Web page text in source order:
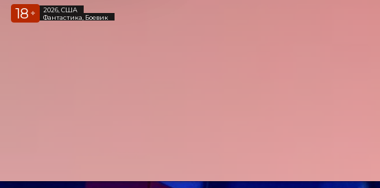
18 +
2026, США
Фантастика, Боевик